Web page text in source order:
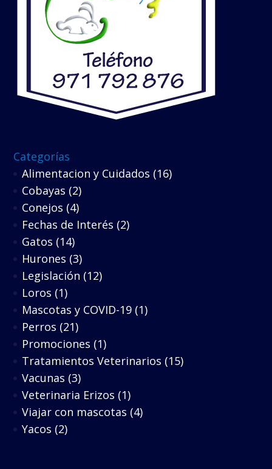
Categorías
Alimentacion y Cuidados (16)
Cobayas (2)
Conejos (4)
Fechas de Interés (2)
Gatos (14)
Hurones (3)
Legislación (12)
Loros (1)
Mascotas y COVID-19 (1)
Perros (21)
Promociones (1)
Tratamientos Veterinarios (15)
Vacunas (3)
Veterinaria Erizos (1)
Viajar con mascotas (4)
Yacos (2)